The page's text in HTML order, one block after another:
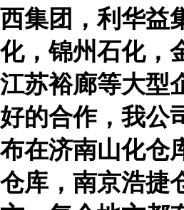
西集团，利华益
化，锦州石化，
江苏裕廊等大型
好的合作，我公
布在济南山化仓
仓库，南京浩捷